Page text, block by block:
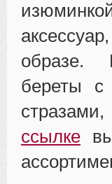
образе.
береты с
ссылке